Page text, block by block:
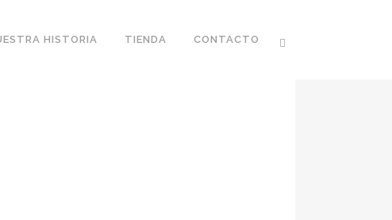
HISTORIA TIENDA CONTACTO